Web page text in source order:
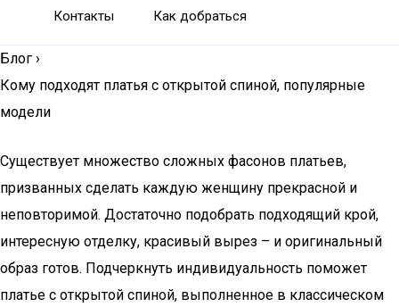
Контакты Как добраться
Блог ›
Кому подходят платья с открытой спиной, популярные
модели
Существует множество сложных фасонов платьев,
призванных сделать каждую женщину прекрасной и
неповторимой. Достаточно подобрать подходящий крой,
интересную отделку, красивый вырез – и оригинальный
образ готов. Подчеркнуть индивидуальность поможет
платье с открытой спиной, выполненное в классическом